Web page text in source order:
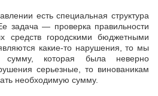
есть специальная структура
задача — проверка правильности
средств городскими бюджетными
какие-то нарушения, то мы
которая была неверно
серьезные, то винованикам
необходимую сумму.